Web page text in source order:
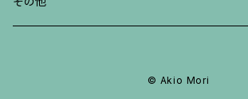
© Akio Mori